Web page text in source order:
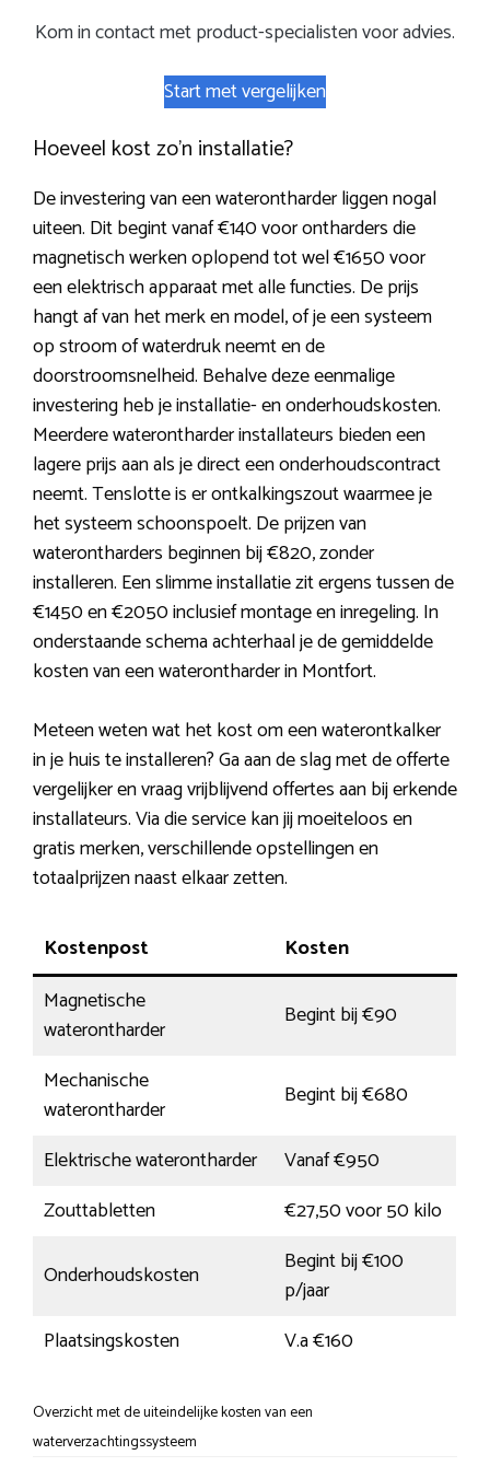
Kom in contact met product-specialisten voor advies.
Start met vergelijken
Hoeveel kost zo’n installatie?
De investering van een waterontharder liggen nogal
uiteen. Dit begint vanaf €140 voor ontharders die
magnetisch werken oplopend tot wel €1650 voor
een elektrisch apparaat met alle functies. De prijs
hangt af van het merk en model, of je een systeem
op stroom of waterdruk neemt en de
doorstroomsnelheid. Behalve deze eenmalige
investering heb je installatie- en onderhoudskosten.
Meerdere waterontharder installateurs bieden een
lagere prijs aan als je direct een onderhoudscontract
neemt. Tenslotte is er ontkalkingszout waarmee je
het systeem schoonspoelt. De prijzen van
waterontharders beginnen bij €820, zonder
installeren. Een slimme installatie zit ergens tussen de
€1450 en €2050 inclusief montage en inregeling. In
onderstaande schema achterhaal je de gemiddelde
kosten van een waterontharder in Montfort.
Meteen weten wat het kost om een waterontkalker
in je huis te installeren? Ga aan de slag met de offerte
vergelijker en vraag vrijblijvend offertes aan bij erkende
installateurs. Via die service kan jij moeiteloos en
gratis merken, verschillende opstellingen en
totaalprijzen naast elkaar zetten.
Kostenpost
Kosten
Magnetische
waterontharder
Begint bij €90
Mechanische
waterontharder
Begint bij €680
Elektrische waterontharder
Vanaf €950
Zouttabletten
€27,50 voor 50 kilo
Onderhoudskosten
Begint bij €100
p/jaar
Plaatsingskosten
V.a €160
Overzicht met de uiteindelijke kosten van een
waterverzachtingssysteem